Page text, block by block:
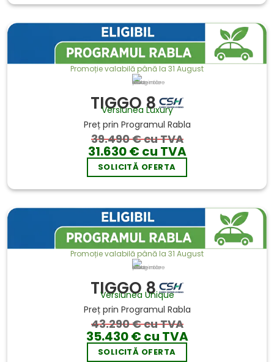
Promoție valabilă până la 31 August
Imaginile sunt cu titlu de prezentare
TIGGO 8
Versiunea Luxury
Preț prin Programul Rabla
39.490 € cu TVA
31.630 € cu TVA
SOLICITĂ OFERTA
Promoție valabilă până la 31 August
Imaginile sunt cu titlu de prezentare
TIGGO 8
Versiunea Unique
Preț prin Programul Rabla
43.290 € cu TVA
35.430 € cu TVA
SOLICITĂ OFERTA